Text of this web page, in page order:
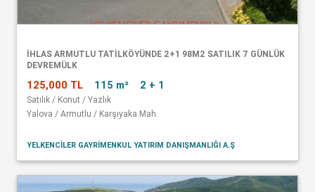
İHLAS ARMUTLU TATİLKÖYÜNDE 2+1 98M2 SATILIK 7 GÜNLÜK
DEVREMÜLK
125,000 TL 115 m² 2 + 1
Satılık / Konut / Yazlık
Yalova / Armutlu / Karşıyaka Mah.
YELKENCİLER GAYRİMENKUL YATIRIM DANIŞMANLIĞI A.Ş